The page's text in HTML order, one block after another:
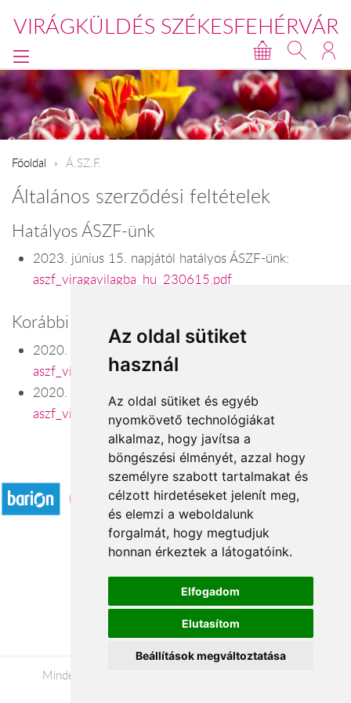
Az oldal sütiket
használ
Az oldal sütiket és egyéb
nyomkövető technológiákat
alkalmaz, hogy javítsa a
böngészési élményét, azzal hogy
személyre szabott tartalmakat és
célzott hirdetéseket jelenít meg,
és elemzi a weboldalunk
forgalmát, hogy megtudjuk
honnan érkeztek a látogatóink.
Elfogadom
Elutasítom
Beállítások megváltoztatása
VIRÁGKÜLDÉS SZÉKESFEHÉRVÁR
Főoldal Á.SZ.F.
Általános szerződési feltételek
Hatályos ÁSZF-ünk
2023. június 15. napjától hatályos ÁSZF-ünk:
aszf_viragavilagba_hu_230615.pdf
Korábbi ÁSZF-jeink
2020. október 10. napjától hatályos ÁSZF-ünk:
aszf_viragavilagba_hu_200925.pdf
2020. október 9. napjáig hatályos ÁSZF-ünk:
aszf_viragavilagba_hu_regi.pdf
Elfogadott fizetési módok
Á.SZ.F.
Impresszum
Adatkezelési tájékoztató
Minden jog fenntartva © 2026 |